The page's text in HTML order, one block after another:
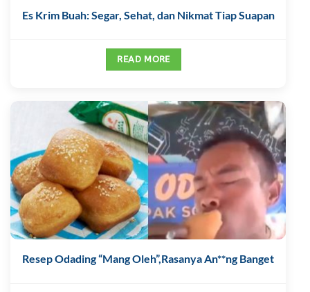
Es Krim Buah: Segar, Sehat, dan Nikmat Tiap Suapan
READ MORE
Resep Odading “Mang Oleh”,Rasanya An**ng Banget